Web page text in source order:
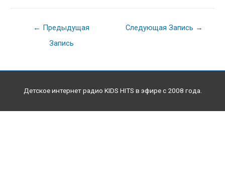
Навигация
← Предыдущая
Запись
Следующая Запись →
Детское интернет радио KIDS HITS в эфире с 2008 года.